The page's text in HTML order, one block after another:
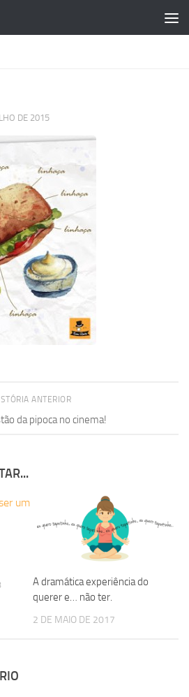
DE 2015
ANTERIOR
da pipoca no cinema!
A dramática experiência do
querer e… não ter.
2 DE MAIO DE 2017